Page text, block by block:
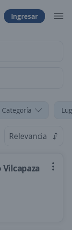
Ingresar
Categoría
Relevancia